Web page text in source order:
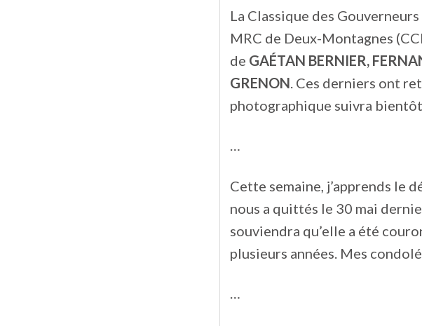
La Classique des
MRC de Deux-Montagnes
de GAÉTAN BERNIER,
GRENON . Ces derniers ont
photographique suivra bientôt
…
Cette semaine, j’apprends le
nous a quittés le 30 mai
souviendra qu’elle a été
plusieurs années. Mes
…